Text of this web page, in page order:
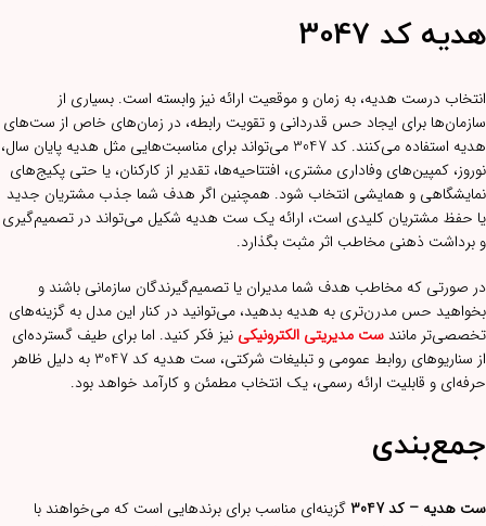
هدیه کد 3047
انتخاب درست هدیه، به زمان و موقعیت ارائه نیز وابسته است. بسیاری از
سازمان‌ها برای ایجاد حس قدردانی و تقویت رابطه، در زمان‌های خاص از ست‌های
هدیه استفاده می‌کنند. کد 3047 می‌تواند برای مناسبت‌هایی مثل هدیه پایان سال،
نوروز، کمپین‌های وفاداری مشتری، افتتاحیه‌ها، تقدیر از کارکنان، یا حتی پکیج‌های
نمایشگاهی و همایشی انتخاب شود. همچنین اگر هدف شما جذب مشتریان جدید
یا حفظ مشتریان کلیدی است، ارائه یک ست هدیه شکیل می‌تواند در تصمیم‌گیری
و برداشت ذهنی مخاطب اثر مثبت بگذارد.
در صورتی که مخاطب هدف شما مدیران یا تصمیم‌گیرندگان سازمانی باشند و
بخواهید حس مدرن‌تری به هدیه بدهید، می‌توانید در کنار این مدل به گزینه‌های
تخصصی‌تر مانند ست مدیریتی الکترونیکی نیز فکر کنید. اما برای طیف گسترده‌ای
از سناریوهای روابط عمومی و تبلیغات شرکتی، ست هدیه کد 3047 به دلیل ظاهر
حرفه‌ای و قابلیت ارائه رسمی، یک انتخاب مطمئن و کارآمد خواهد بود.
جمع‌بندی
ست هدیه – کد 3047
گزینه‌ای مناسب برای برندهایی است که می‌خواهند با